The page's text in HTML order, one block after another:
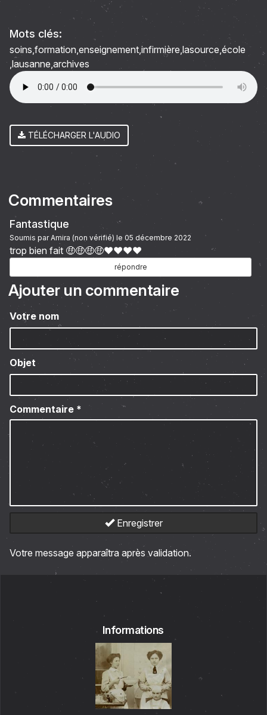
Mots clés:
soins formation enseignement infirmière lasource école
lausanne archives
TÉLÉCHARGER L'AUDIO
Commentaires
Fantastique
Soumis parAmira (non vérifié) le 05 décembre 2022
trop bien fait 🤑🤑🤑🤑❤️❤️❤️❤️
répondre
Ajouter un commentaire
Votre nom
Objet
Commentaire *
Enregistrer
Votre message apparaîtra après validation.
Informations